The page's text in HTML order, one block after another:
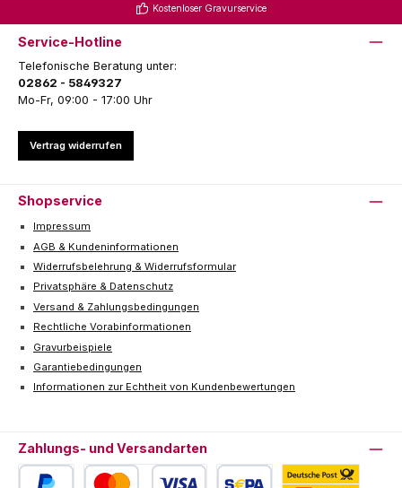
Kostenloser Gravurservice
Service-Hotline
Telefonische Beratung unter:
02862 - 5849327
Mo-Fr, 09:00 - 17:00 Uhr
Vertrag widerrufen
Shopservice
Impressum
AGB & Kundeninformationen
Widerrufsbelehrung & Widerrufsformular
Privatsphäre & Datenschutz
Versand & Zahlungsbedingungen
Rechtliche Vorabinformationen
Gravurbeispiele
Garantiebedingungen
Informationen zur Echtheit von Kundenbewertungen
Zahlungs- und Versandarten